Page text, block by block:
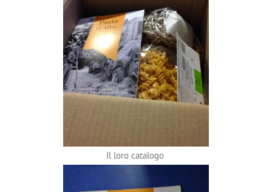
Il loro catalogo